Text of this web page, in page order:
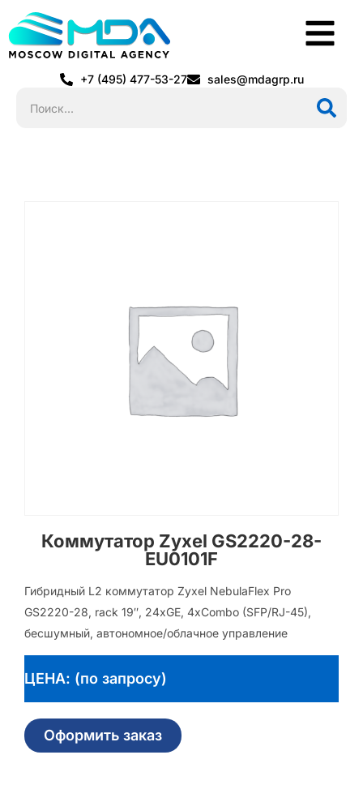
+7 (495) 477-53-27 sales@mdagrp.ru
Коммутатор Zyxel GS2220-28-
EU0101F
Гибридный L2 коммутатор Zyxel NebulaFlex Pro
GS2220-28, rack 19″, 24xGE, 4xCombo (SFP/RJ-45),
бесшумный, автономное/облачное управление
ЦЕНА: (по запросу)
Оформить заказ